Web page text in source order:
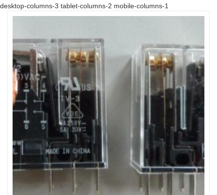
desktop-columns-3 tablet-columns-2 mobile-columns-1